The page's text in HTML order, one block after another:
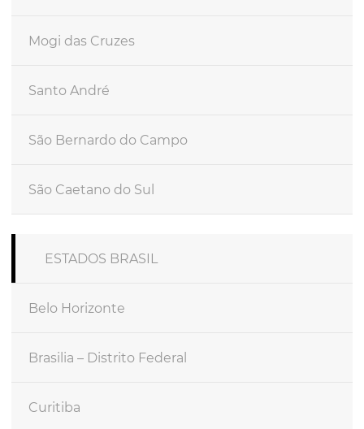
Mogi das Cruzes
Santo André
São Bernardo do Campo
São Caetano do Sul
ESTADOS BRASIL
Belo Horizonte
Brasilia – Distrito Federal
Curitiba